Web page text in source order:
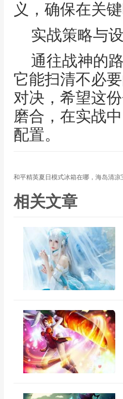
义，确保在关
实战策略与
通往战神的
它能扫清不必
对决，希望这
磨合，在实战
配置。
和平精英夏日模式冰箱在哪，海岛清凉
相关文章